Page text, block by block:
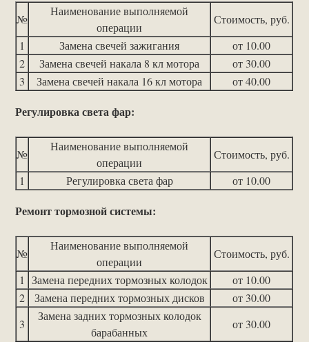
№
Наименование выполняемой
операции
Стоимость, руб.
1
Замена свечей зажигания
от 10.00
2
Замена свечей накала 8 кл мотора
от 30.00
3
Замена свечей накала 16 кл мотора от 40.00
Регулировка света фар:
№
Наименование выполняемой
операции
Стоимость, руб.
1
Регулировка света фар от 10.00
Ремонт тормозной системы:
№
Наименование выполняемой
операции
Стоимость, руб.
1 Замена передних тормозных колодок
от 10.00
2
Замена передних тормозных дисков
от 30.00
3
Замена задних тормозных колодок
барабанных
от 30.00